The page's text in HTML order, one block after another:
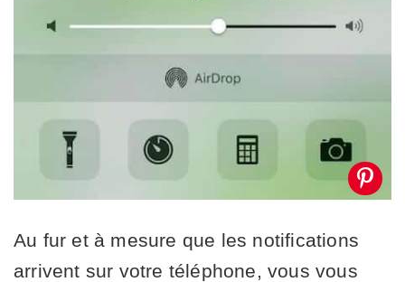
Au fur et à mesure que les notifications
arrivent sur votre téléphone, vous vous